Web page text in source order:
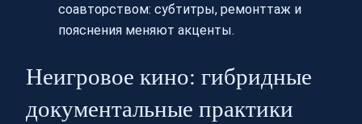
соавторством: субтитры, ремонттаж и
пояснения меняют акценты.
Неигровое кино: гибридные
документальные практики